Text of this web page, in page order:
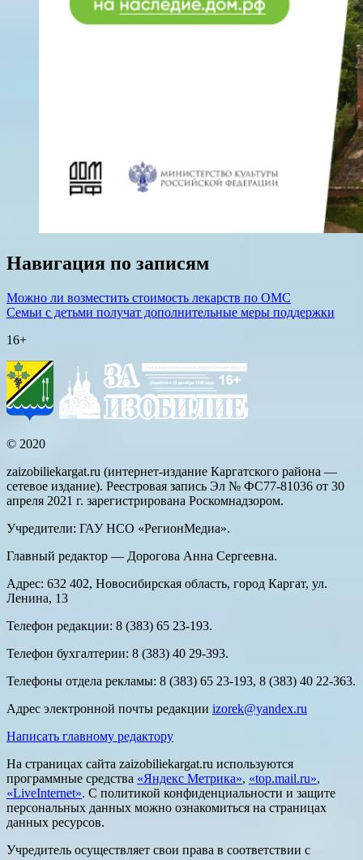
Навигация по записям
Можно ли возместить стоимость лекарств по ОМС
Семьи с детьми получат дополнительные меры поддержки
16+
© 2020
zaizobiliekargat.ru (интернет-издание Каргатского района —
сетевое издание). Реестровая запись Эл № ФС77-81036 от 30
апреля 2021 г. зарегистрирована Роскомнадзором.
Учредители: ГАУ НСО «РегионМедиа».
Главный редактор — Дорогова Анна Сергеевна.
Адрес: 632 402, Новосибирская область, город Каргат, ул.
Ленина, 13
Телефон редакции: 8 (383) 65 23-193.
Телефон бухгалтерии: 8 (383) 40 29-393.
Телефоны отдела рекламы: 8 (383) 65 23-193, 8 (383) 40 22-363.
Адрес электронной почты редакции izorek@yandex.ru
Написать главному редактору
На страницах сайта zaizobiliekargat.ru используются
программные средства «Яндекс Метрика», «top.mail.ru»,
«LiveInternet». С политикой конфиденциальности и защите
персональных данных можно ознакомиться на страницах
данных ресурсов.
Учредитель осуществляет свои права в соответствии с